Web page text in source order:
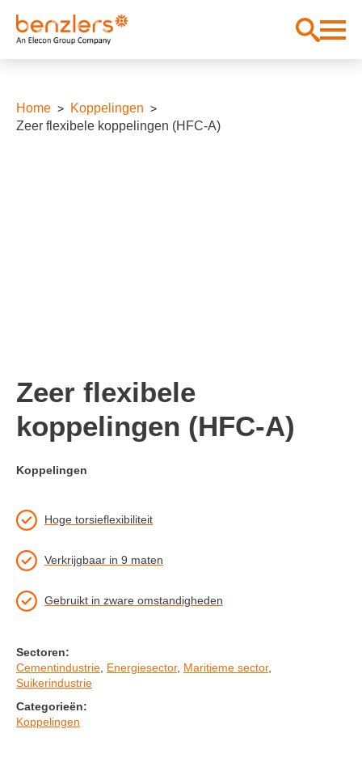
Home
Koppelingen
Zeer flexibele koppelingen (HFC-A)
Zeer flexibele
koppelingen (HFC-A)
Koppelingen
Hoge torsieflexibiliteit
Verkrijgbaar in 9 maten
Gebruikt in zware omstandigheden
Sectoren:
Cementindustrie, Energiesector, Maritieme sector,
Suikerindustrie
Categorieën:
Koppelingen